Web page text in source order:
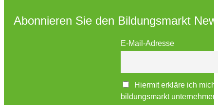
Abonnieren Sie den Bildungsmarkt
E-Mail-Adresse
Hiermit erkläre ich
bildungsmarkt